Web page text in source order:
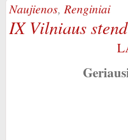
Naujienos, Renginiai
IX Vilniaus